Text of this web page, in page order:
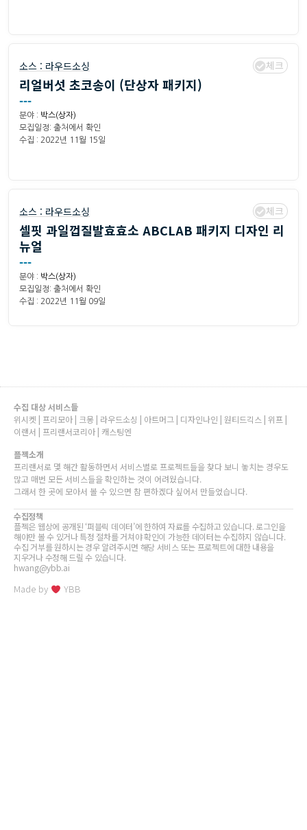
소스 : 라우드소싱 체크
리얼버섯 초코송이 (단상자 패키지)
---
분야 : 박스(상자)
모집일정: 출처에서 확인
수집 : 2022년 11월 15일
소스 : 라우드소싱 체크
셀핏 과일껍질발효효소 ABCLAB 패키지 디자인 리
뉴얼
---
분야 : 박스(상자)
모집일정: 출처에서 확인
수집 : 2022년 11월 09일
수집 대상 서비스들
위시켓 | 프리모아 | 크몽 | 라우드소싱 | 아트머그 | 디자인나인 | 원티드긱스 | 위프 |
이랜서 | 프리랜서코리아 | 캐스팅엔
플젝소개
프리랜서로 몇 해간 활동하면서 서비스별로 프로젝트들을 찾다 보니 놓치는 경우도
많고 매번 모든 서비스들을 확인하는 것이 어려웠습니다.
그래서 한 곳에 모아서 볼 수 있으면 참 편하겠다 싶어서 만들었습니다.
수집정책
플젝은 웹상에 공개된 ‘퍼블릭 데이터’에 한하여 자료를 수집하고 있습니다. 로그인을
해야만 볼 수 있거나 특정 절차를 거쳐야 확인이 가능한 데이터는 수집하지 않습니다.
수집 거부를 원하시는 경우 알려주시면 해당 서비스 또는 프로젝트에 대한 내용을
지우거나 수정해 드릴 수 있습니다.
hwang@ybb.ai
Made by YBB